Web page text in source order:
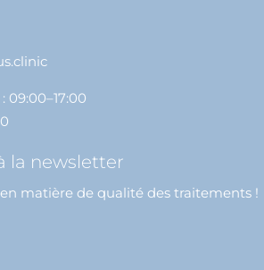
09:00–17:00
la newsletter
matière de qualité des traitements !